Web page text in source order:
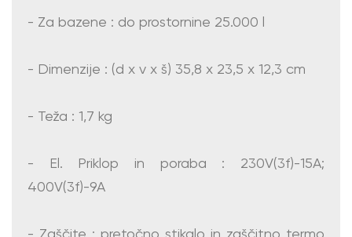
- Za bazene : do prostornine 25.000 l
- Dimenzije : (d x v x š) 35,8 x 23,5 x 12,3 cm
- Teža : 1,7 kg
- El. Priklop in poraba : 230V(3f)-15A;
400V(3f)-9A